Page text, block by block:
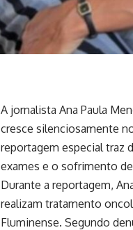
A jornalista Ana Paula
cresce silenciosamente
reportagem especial traz
exames e o sofrimento
Durante a reportagem,
realizam tratamento
Fluminense. Segundo